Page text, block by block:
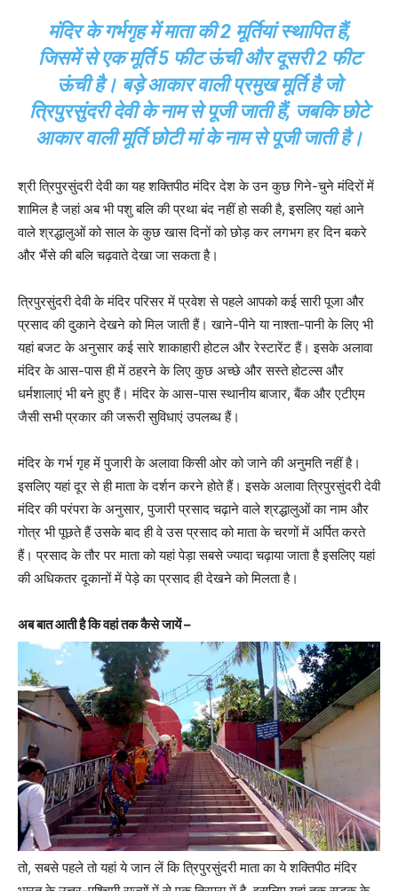
मंदिर के गर्भगृह में माता की 2 मूर्तियां स्थापित हैं,
जिसमें से एक मूर्ति 5 फीट ऊंची और दूसरी 2 फीट
ऊंची है। बड़े आकार वाली प्रमुख मूर्ति है जो
त्रिपुरसुंदरी देवी के नाम से पूजी जाती हैं, जबकि छोटे
आकार वाली मूर्ति छोटी मां के नाम से पूजी जाती है।
श्री त्रिपुरसुंदरी देवी का यह शक्तिपीठ मंदिर देश के उन कुछ गिने-चुने मंदिरों में
शामिल है जहां अब भी पशु बलि की प्रथा बंद नहीं हो सकी है, इसलिए यहां आने
वाले श्रद्धालुओं को साल के कुछ खास दिनों को छोड़ कर लगभग हर दिन बकरे
और भैंसे की बलि चढ़वाते देखा जा सकता है।
त्रिपुरसुंदरी देवी के मंदिर परिसर में प्रवेश से पहले आपको कई सारी पूजा और
प्रसाद की दुकाने देखने को मिल जाती हैं। खाने-पीने या नाश्ता-पानी के लिए भी
यहां बजट के अनुसार कई सारे शाकाहारी होटल और रेस्टारेंट हैं। इसके अलावा
मंदिर के आस-पास ही में ठहरने के लिए कुछ अच्छे और सस्ते होटल्स और
धर्मशालाएं भी बने हुए हैं। मंदिर के आस-पास स्थानीय बाजार, बैंक और एटीएम
जैसी सभी प्रकार की जरूरी सुविधाएं उपलब्ध हैं।
मंदिर के गर्भ गृह में पुजारी के अलावा किसी ओर को जाने की अनुमति नहीं है।
इसलिए यहां दूर से ही माता के दर्शन करने होते हैं। इसके अलावा त्रिपुरसुंदरी देवी
मंदिर की परंपरा के अनुसार, पुजारी प्रसाद चढ़ाने वाले श्रद्धालुओं का नाम और
गोत्र भी पूछते हैं उसके बाद ही वे उस प्रसाद को माता के चरणों में अर्पित करते
हैं। प्रसाद के तौर पर माता को यहां पेड़ा सबसे ज्यादा चढ़ाया जाता है इसलिए यहां
की अधिकतर दूकानों में पेड़े का प्रसाद ही देखने को मिलता है।
अब बात आती है कि वहां तक कैसे जायें –
तो, सबसे पहले तो यहां ये जान लें कि त्रिपुरसुंदरी माता का ये शक्तिपीठ मंदिर